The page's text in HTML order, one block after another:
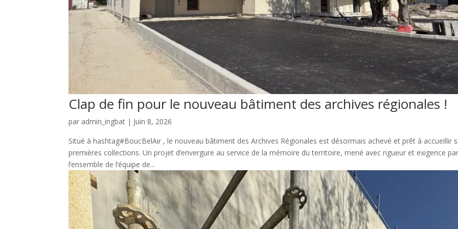
Clap de fin pour le nouveau bâtiment des archives régionales !
par admin_ingbat | Juin 8, 2026
Situé à hashtag#BoucBelAir , le nouveau bâtiment des Archives Régionales est désormais achevé et prêt à accueillir
premières collections. Un projet d’envergure au service de la mémoire du territoire, mené avec rigueur et exigence
l’ensemble de l’équipe de...